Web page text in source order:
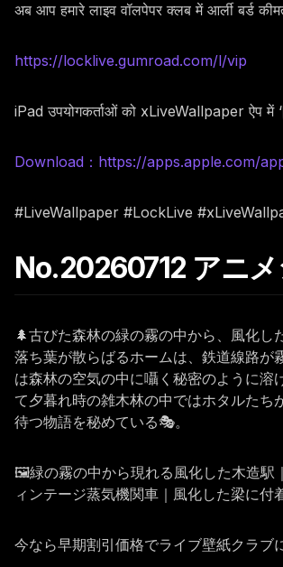
अब आप हमारे लाइव वॉलपेपर क्लब में आर्ली बर्ड
https://locklive.gumroad.com/l/vip
iPad उपयोगकर्ताओं को xLiveWallpaper ऐप में ‘
Download：https://apps.apple.com/
#LiveWallpaper #LockLive
No.20260712 アニ
🌲古びた森林の緑の霧の中から、風化
落ち葉が散らばるホームは、鉄道線路が
は森林の空気の中に囁く秘密のように
て夕暮れ時の雑木林の中ではホタルた
待つ物語を秘めている🎭。
🖼️緑の霧の中から現れる風化した木造駅
ィンテージ蒸気機関車｜風化した梁に付
今なら早期割引価格でライブ壁紙クラブ